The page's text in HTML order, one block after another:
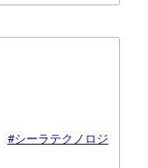
#シーラテクノロジ